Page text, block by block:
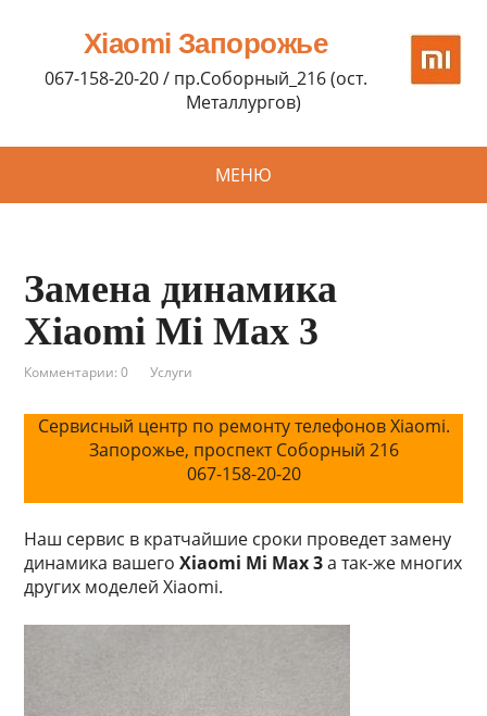
Xiaomi Запорожье
067-158-20-20 / пр.Соборный_216 (ост.
Металлургов)
МЕНЮ
Замена динамика
Xiaomi Mi Max 3
Комментарии: 0 Услуги
Сервисный центр по ремонту телефонов Xiaomi.
Запорожье, проспект Соборный 216
067-158-20-20
Наш сервис в кратчайшие сроки проведет замену
динамика вашегоXiaomi Mi Max 3а так-же многих
других моделей Xiaomi.